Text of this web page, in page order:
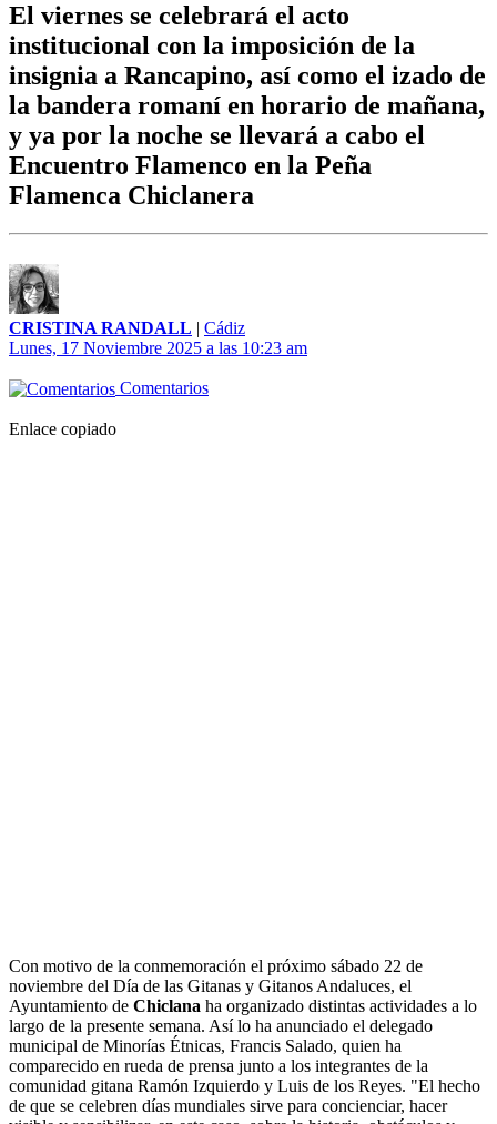
El viernes se celebrará el acto
institucional con la imposición de la
insignia a Rancapino, así como el izado de
la bandera romaní en horario de mañana,
y ya por la noche se llevará a cabo el
Encuentro Flamenco en la Peña
Flamenca Chiclanera
CRISTINA RANDALL | Cádiz
Lunes, 17 Noviembre 2025 a las 10:23 am
Comentarios
Enlace copiado
Con motivo de la conmemoración el próximo sábado 22 de
noviembre del Día de las Gitanas y Gitanos Andaluces, el
Ayuntamiento de Chiclana ha organizado distintas actividades a lo
largo de la presente semana. Así lo ha anunciado el delegado
municipal de Minorías Étnicas, Francis Salado, quien ha
comparecido en rueda de prensa junto a los integrantes de la
comunidad gitana Ramón Izquierdo y Luis de los Reyes. "El hecho
de que se celebren días mundiales sirve para concienciar, hacer